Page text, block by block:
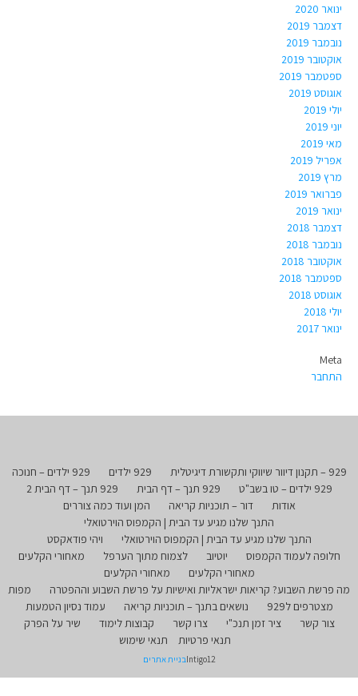
ינואר 2020
דצמבר 2019
נובמבר 2019
אוקטובר 2019
ספטמבר 2019
אוגוסט 2019
יולי 2019
יוני 2019
מאי 2019
אפריל 2019
מרץ 2019
פברואר 2019
ינואר 2019
דצמבר 2018
נובמבר 2018
אוקטובר 2018
ספטמבר 2018
אוגוסט 2018
יולי 2018
ינואר 2017
Meta
התחבר
929 – תקנון דיוור שיווקי ותקשורת דיגיטלית 929 ילדים
929 ילדים – חנוכה
929 ילדים – טו בשב"ט
929 תנך – דף הבית
929 תנך – דף הבית 2
אודות
דור – תוכניות קריאה
המן ועוד כמה צוררים
התנך שלנו מגיע עד הבית | הקמפוס הוירטואלי
התנך שלנו מגיע עד הבית | הקמפוס הוירטואלי
ויהי פודאקסט
חלופה לעמוד הקמפוס
יוטיוב לצמוח מתוך הערפל
מאחורי הקלעים
מאחורי הקלעים
מאחורי הקלעים
מה פרשת השבוע? קריאות ישראליות ואישיות על פרשת השבוע וההפטרה
מפות
מצטרפים ל929
נושאים בתנך – תוכניות קריאה
עמוד נסיון הטמעות
צור קשר
ציר זמן תנכ"י צרו קשר קבוצות לימוד
שיר על הפרק
תנאי פרטיות
תנאי שימוש
Intigo12בניית אתרים